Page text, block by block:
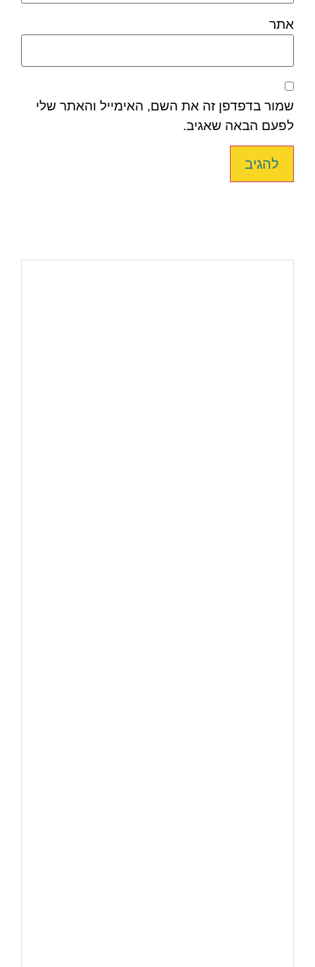
אתר
שמור בדפדפן זה את השם, האימייל והאתר שלי
לפעם הבאה שאגיב.